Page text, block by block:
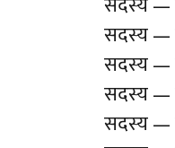
सदस्य —
सदस्य —
सदस्य —
सदस्य —